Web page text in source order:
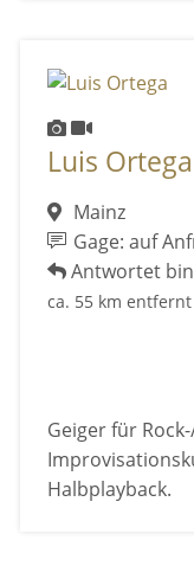
Luis Ortega
Mainz
Gage: auf
Antwortet
ca. 55 km entfernt
Geiger für
Halbplayback.